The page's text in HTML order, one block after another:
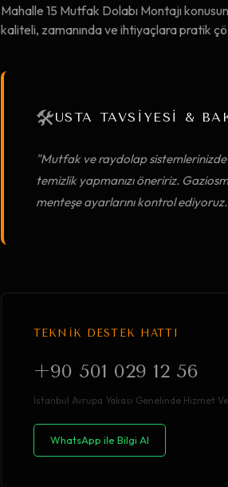
Mahalle 15 Mutfak Dolabı Montajı
kaliteli, zamanında ve ihtiyaçlara pratik
🛠️USTA TAVSİYESİ &
"Mutfak ve raydolap
temizlik yapmanızı öneririz.
menteşe ayarlarını kontrol
TEKNİK DESTEK HATTI
+90 501 029 12 56
İstanbul Avrupa Yakası Genelinde Hizmet
WhatsApp ile Bilgi Al